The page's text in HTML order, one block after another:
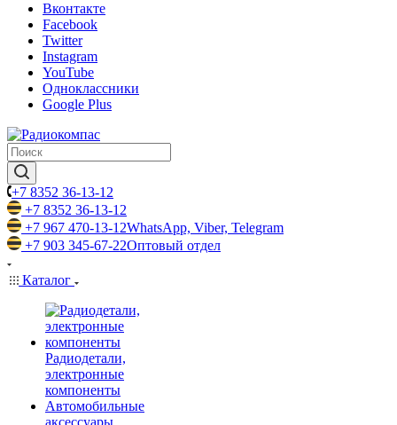
Вконтакте
Facebook
Twitter
Instagram
YouTube
Одноклассники
Google Plus
+7 8352 36-13-12
+7 8352 36-13-12
+7 967 470-13-12WhatsApp, Viber, Telegram
+7 903 345-67-22Оптовый отдел
Каталог
Радиодетали,
электронные
компоненты
Автомобильные
аксессуары